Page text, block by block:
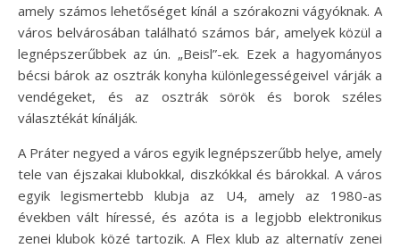
amely számos lehetőséget kínál a szórakozni vágyóknak. A
város belvárosában található számos bár, amelyek közül a
legnépszerűbbek az ún. „Beisl”-ek. Ezek a hagyományos
bécsi bárok az osztrák konyha különlegességeivel várják a
vendégeket, és az osztrák sörök és borok széles
választékát kínálják.
A Práter negyed a város egyik legnépszerűbb helye, amely
tele van éjszakai klubokkal, diszkókkal és bárokkal. A város
egyik legismertebb klubja az U4, amely az 1980-as
években vált híressé, és azóta is a legjobb elektronikus
zenei klubok közé tartozik. A Flex klub az alternatív zenei